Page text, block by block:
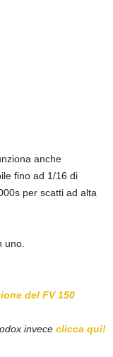
anche
fino ad 1/16 di
per scatti ad alta
uno.
del FV 150
invece clicca qui!